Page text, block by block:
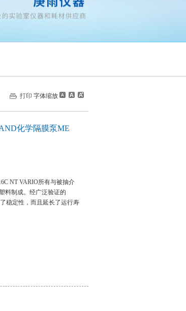
打印 字体缩放
化学隔膜泵ME
NT VARIO所有与被抽介
料制成。经广泛验证的
稳定性，而且延长了运行寿